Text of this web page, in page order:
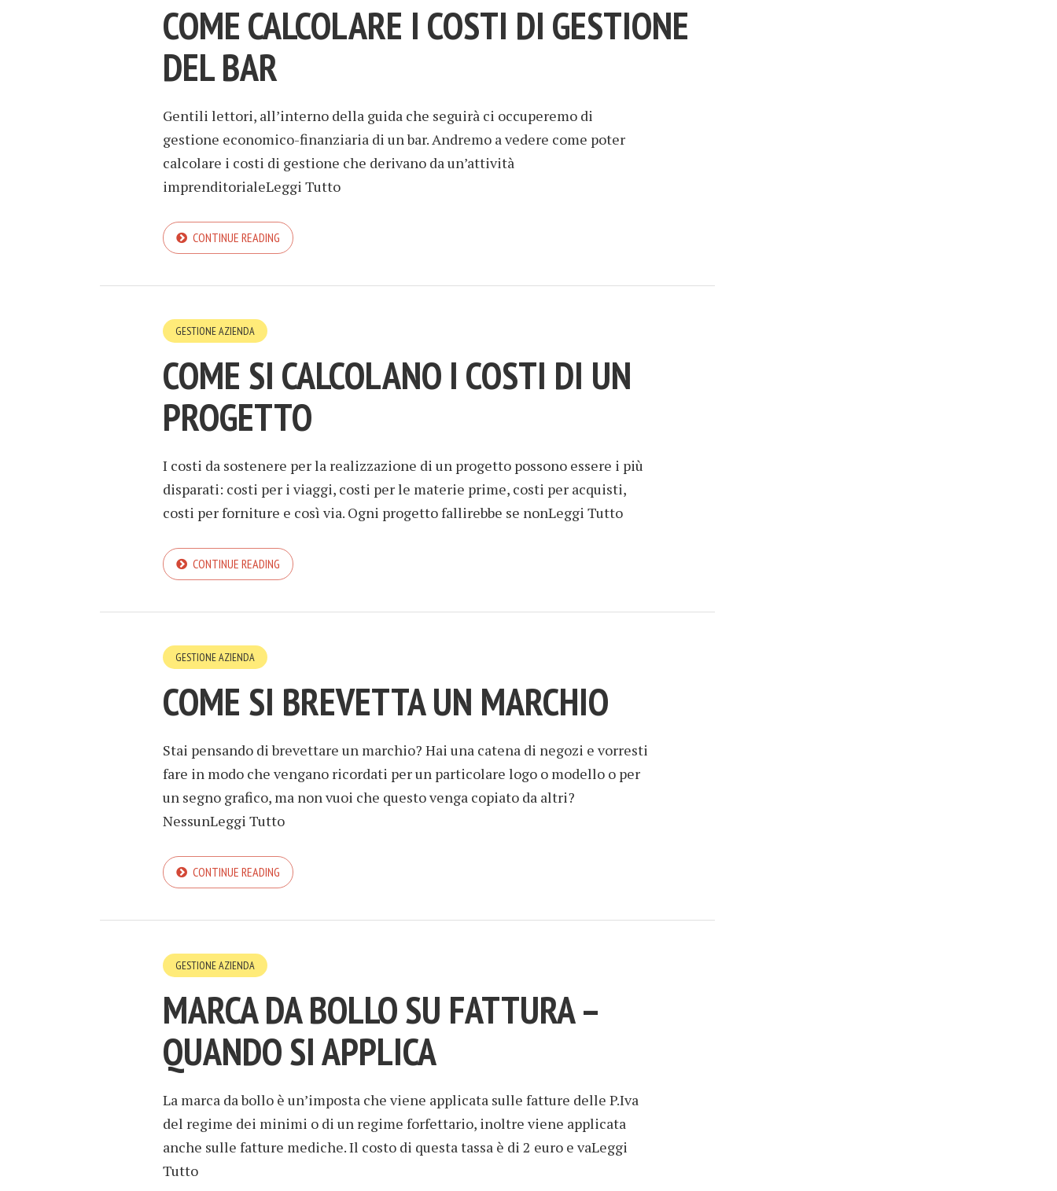
COME CALCOLARE I COSTI DI GESTIONE
DEL BAR
Gentili lettori, all’interno della guida che seguirà ci occuperemo di
gestione economico-finanziaria di un bar. Andremo a vedere come poter
calcolare i costi di gestione che derivano da un’attività
imprenditorialeLeggi Tutto
CONTINUE READING
GESTIONE AZIENDA
COME SI CALCOLANO I COSTI DI UN
PROGETTO
I costi da sostenere per la realizzazione di un progetto possono essere i più
disparati: costi per i viaggi, costi per le materie prime, costi per acquisti,
costi per forniture e così via. Ogni progetto fallirebbe se nonLeggi Tutto
CONTINUE READING
GESTIONE AZIENDA
COME SI BREVETTA UN MARCHIO
Stai pensando di brevettare un marchio? Hai una catena di negozi e vorresti
fare in modo che vengano ricordati per un particolare logo o modello o per
un segno grafico, ma non vuoi che questo venga copiato da altri?
NessunLeggi Tutto
CONTINUE READING
GESTIONE AZIENDA
MARCA DA BOLLO SU FATTURA –
QUANDO SI APPLICA
La marca da bollo è un’imposta che viene applicata sulle fatture delle P.Iva
del regime dei minimi o di un regime forfettario, inoltre viene applicata
anche sulle fatture mediche. Il costo di questa tassa è di 2 euro e vaLeggi
Tutto